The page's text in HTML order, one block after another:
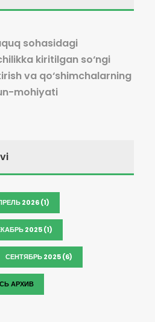
sohasidagi
kiritilgan so‘ngi
va qo‘shimchalarning
mohiyati
2026 (1)
2025 (1)
СЕНТЯБРЬ 2025 (6)
АРХИВ